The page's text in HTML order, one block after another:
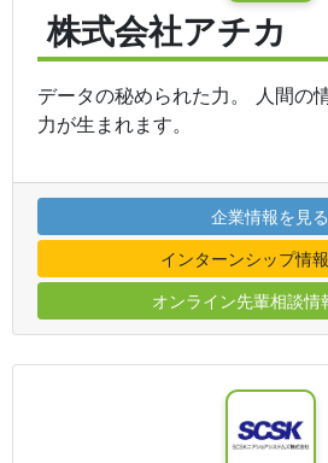
株式会社アチカ
データの秘められた力。 人間の
力が生まれます。
企業情報を見る
インターンシップ情
オンライン先輩相談情